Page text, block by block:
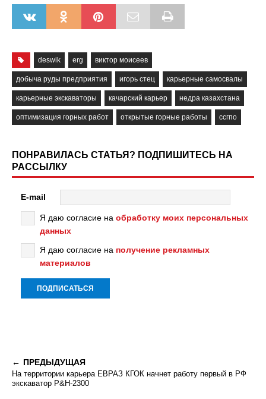
deswik erg виктор моисеев
добыча руды предприятия игорь стец карьерные самосвалы
карьерные экскаваторы качарский карьер недра казахстана
оптимизация горных работ открытые горные работы ссгпо
ПОНРАВИЛАСЬ СТАТЬЯ? ПОДПИШИТЕСЬ НА
РАССЫЛКУ
E-mail
Я даю согласие на обработку моих персональных
данных
Я даю согласие на получение рекламных
материалов
ПРЕДЫДУЩАЯ
На территории карьера ЕВРАЗ КГОК начнет работу первый в РФ
экскаватор P&H-2300